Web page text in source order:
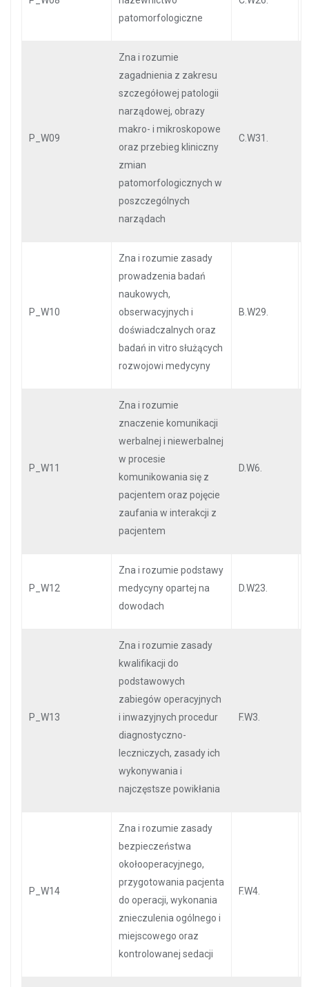
patomorfologiczne
P_W09
Zna i rozumie
zagadnienia z zakresu
szczegółowej patologii
narządowej, obrazy
makro- i mikroskopowe
oraz przebieg kliniczny
zmian
patomorfologicznych w
poszczególnych
narządach
C.W31.
P_W10
Zna i rozumie zasady
prowadzenia badań
naukowych,
obserwacyjnych i
doświadczalnych oraz
badań in vitro służących
rozwojowi medycyny
B.W29.
P_W11
Zna i rozumie
znaczenie komunikacji
werbalnej i niewerbalnej
w procesie
komunikowania się z
pacjentem oraz pojęcie
zaufania w interakcji z
pacjentem
D.W6.
P_W12
Zna i rozumie podstawy
medycyny opartej na
dowodach
D.W23.
P_W13
Zna i rozumie zasady
kwalifikacji do
podstawowych
zabiegów operacyjnych
i inwazyjnych procedur
diagnostyczno-
leczniczych, zasady ich
wykonywania i
najczęstsze powikłania
F.W3.
P_W14
Zna i rozumie zasady
bezpieczeństwa
okołooperacyjnego,
przygotowania pacjenta
do operacji, wykonania
znieczulenia ogólnego i
miejscowego oraz
kontrolowanej sedacji
F.W4.